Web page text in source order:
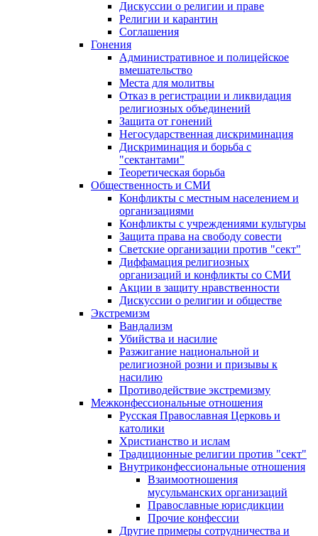
Дискуссии о религии и праве
Религии и карантин
Соглашения
Гонения
Административное и полицейское
вмешательство
Места для молитвы
Отказ в регистрации и ликвидация
религиозных объединений
Защита от гонений
Негосударственная дискриминация
Дискриминация и борьба с
"сектантами"
Теоретическая борьба
Общественность и СМИ
Конфликты с местным населением и
организациями
Конфликты с учреждениями культуры
Защита права на свободу совести
Светские организации против "сект"
Диффамация религиозных
организаций и конфликты со СМИ
Акции в защиту нравственности
Дискуссии о религии и обществе
Экстремизм
Вандализм
Убийства и насилие
Разжигание национальной и
религиозной розни и призывы к
насилию
Противодействие экстремизму
Межконфессиональные отношения
Русская Православная Церковь и
католики
Христианство и ислам
Традиционные религии против "сект"
Внутриконфессиональные отношения
Взаимоотношения
мусульманских организаций
Православные юрисдикции
Прочие конфессии
Другие примеры сотрудничества и